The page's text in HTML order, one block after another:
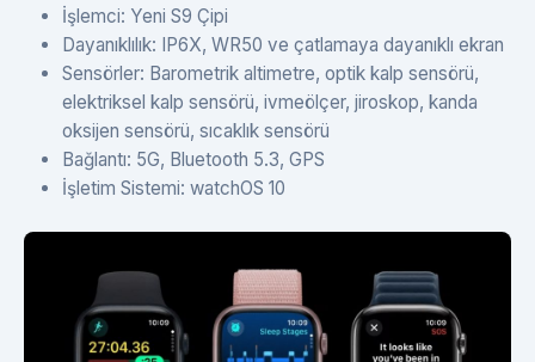
İşlemci: Yeni S9 Çipi
Dayanıklılık: IP6X, WR50 ve çatlamaya dayanıklı ekran
Sensörler: Barometrik altimetre, optik kalp sensörü,
elektriksel kalp sensörü, ivmeölçer, jiroskop, kanda
oksijen sensörü, sıcaklık sensörü
Bağlantı: 5G, Bluetooth 5.3, GPS
İşletim Sistemi: watchOS 10